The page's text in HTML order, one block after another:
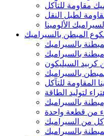
مقاومة للتآكل
لطبل النقل
الألومينا
المبطن بالسيراميك
بالسيراميك
مبطنة بالسيراميك
كربيد السيليكون
بالسيراميك
المقاومة للتآكل
لتوليد الطاقة
بالسيراميك
من قطعة واحدة
من السيراميك
بالسيراميك